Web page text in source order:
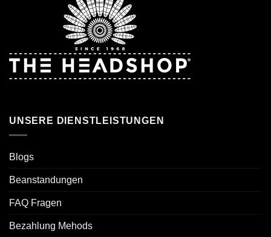
UNSERE DIENSTLEISTUNGEN
Blogs
Beanstandungen
FAQ Fragen
Bezahlung Mehods